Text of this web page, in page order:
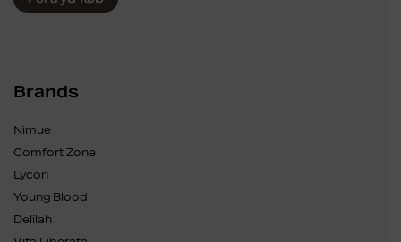
Brands
Nimue
Comfort Zone
Lycon
Young Blood
Delilah